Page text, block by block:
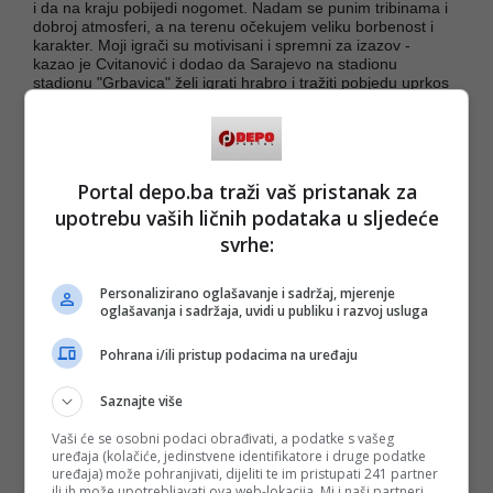
i da na kraju pobijedi nogomet. Nadam se punim tribinama i
dobroj atmosferi, a na terenu očekujem veliku borbenost i
karakter. Moji igrači su motivisani i spremni za izazov -
kazao je Cvitanović i dodao da Sarajevo na stadionu
stadionu "Grbavica" želi igrati hrabro i tražiti pobjedu uprkos
Kapiten Sarajeva Adem Ljajić istakao je da u derbijima nema
- Svi znamo šta znači ovakva utakmica. Imao sam priliku
igrati mnogo derbija i iskustvo govori da su to uvijek tvrdi i
neizvjesni mečevi. Ne očekujem previše ljepote u igri, ali
vjerujem da će obje ekipe dati maksimum. Neka na kraju
Utakmica 27. kola WWin liga Bosne i Hercegovine između
početkom u 20.45 sati.
(FENA/af)
PODIJELI NA
Portal depo.ba traži vaš pristanak za
upotrebu vaših ličnih podataka u sljedeće
svrhe:
Personalizirano oglašavanje i sadržaj, mjerenje
oglašavanja i sadržaja, uvidi u publiku i razvoj usluga
Pohrana i/ili pristup podacima na uređaju
Saznajte više
Vaši će se osobni podaci obrađivati, a podatke s vašeg
uređaja (kolačiće, jedinstvene identifikatore i druge podatke
uređaja) može pohranjivati, dijeliti te im pristupati 241 partner